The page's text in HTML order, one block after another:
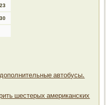
23
30
автобусы.
шестерых американских